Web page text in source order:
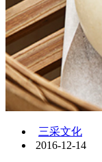
三采文化
2016-12-14